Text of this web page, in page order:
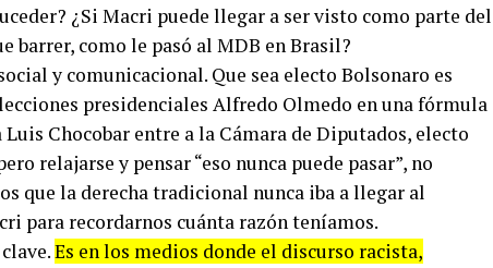
¿Si Macri puede llegar a ser visto como parte del
barrer, como le pasó al MDB en Brasil?
y comunicacional. Que sea electo Bolsonaro es
presidenciales Alfredo Olmedo en una fórmula
Chocobar entre a la Cámara de Diputados, electo
relajarse y pensar “eso nunca puede pasar”, no
que la derecha tradicional nunca iba a llegar al
para recordarnos cuánta razón teníamos.
Es en los medios donde el discurso racista,